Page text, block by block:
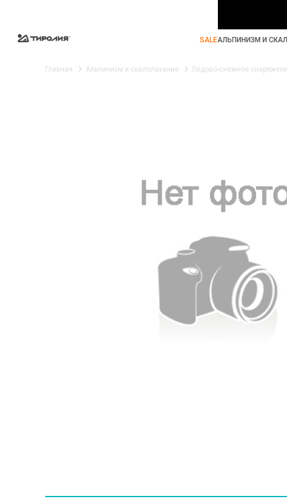
SALEАЛЬПИНИЗМ И
Главная Альпинизм и скалолазание Ледово-снежное